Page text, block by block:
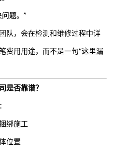
题。”
队，会在检测和维修过程中详
费用用途，而不是一句“这里漏
是否靠谱？
绑施工
位置